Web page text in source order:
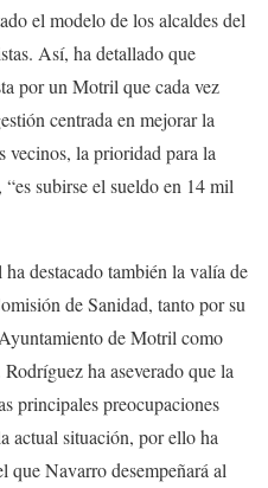
el modelo de los alcaldes del
Así, ha detallado que
por un Motril que cada vez
centrada en mejorar la
vecinos, la prioridad para la
subirse el sueldo en 14 mil
destacado también la valía de
de Sanidad, tanto por su
de Motril como
ha aseverado que la
principales preocupaciones
actual situación, por ello ha
que Navarro desempeñará al